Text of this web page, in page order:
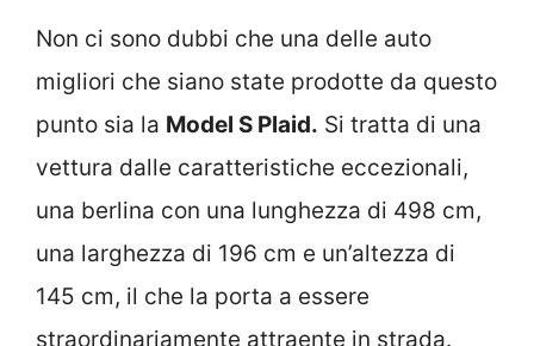
Non ci sono dubbi che una delle auto
migliori che siano state prodotte da questo
punto sia la Model S Plaid. Si tratta di una
vettura dalle caratteristiche eccezionali,
una berlina con una lunghezza di 498 cm,
una larghezza di 196 cm e un’altezza di
145 cm, il che la porta a essere
straordinariamente attraente in strada.